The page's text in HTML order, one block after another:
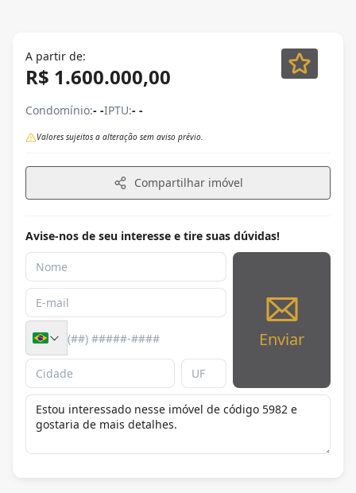
A partir de:
R$ 1.600.000,00
Condomínio:- -IPTU:- -
Valores sujeitos a alteração sem aviso prévio.
Compartilhar imóvel
Avise-nos de seu interesse e tire suas dúvidas!
Enviar